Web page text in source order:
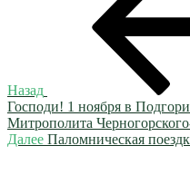
Назад
Господи! 1 ноября в
Митрополита
Следующая
Далее Паломническая